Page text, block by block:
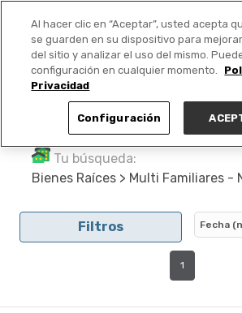
Tu búsqueda:
Bienes Raíces > Multi Familiares -
Filtros
1
Al hacer clic en “Aceptar”, usted acepta
se guarden en su dispositivo para
del sitio y analizar el uso del mismo.
configuración en cualquier momento.
Privacidad
Configuración